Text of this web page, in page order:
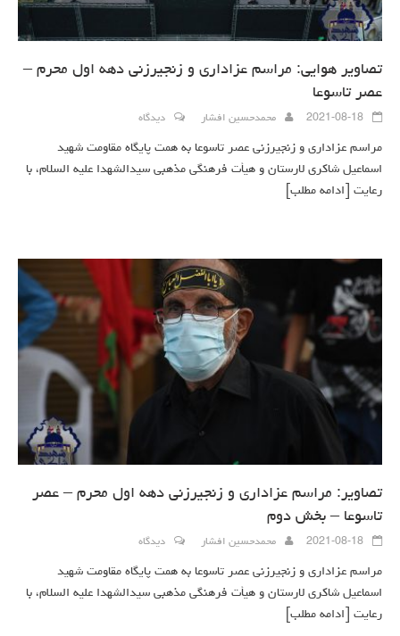
تصاویر هوایی: مراسم عزاداری و زنجیرزنی دهه اول محرم –
عصر تاسوعا
2021-08-18 محمدحسین افشار دیدگاه
مراسم عزاداری و زنجیرزنی عصر تاسوعا به همت پایگاه مقاومت شهید
اسماعیل شاکری لارستان و هیأت فرهنگی مذهبی سیدالشهدا علیه السلام، با
رعایت
[ادامه مطلب]
تصاویر: مراسم عزاداری و زنجیرزنی دهه اول محرم – عصر
تاسوعا – بخش دوم
2021-08-18 محمدحسین افشار دیدگاه
مراسم عزاداری و زنجیرزنی عصر تاسوعا به همت پایگاه مقاومت شهید
اسماعیل شاکری لارستان و هیأت فرهنگی مذهبی سیدالشهدا علیه السلام، با
رعایت
[ادامه مطلب]